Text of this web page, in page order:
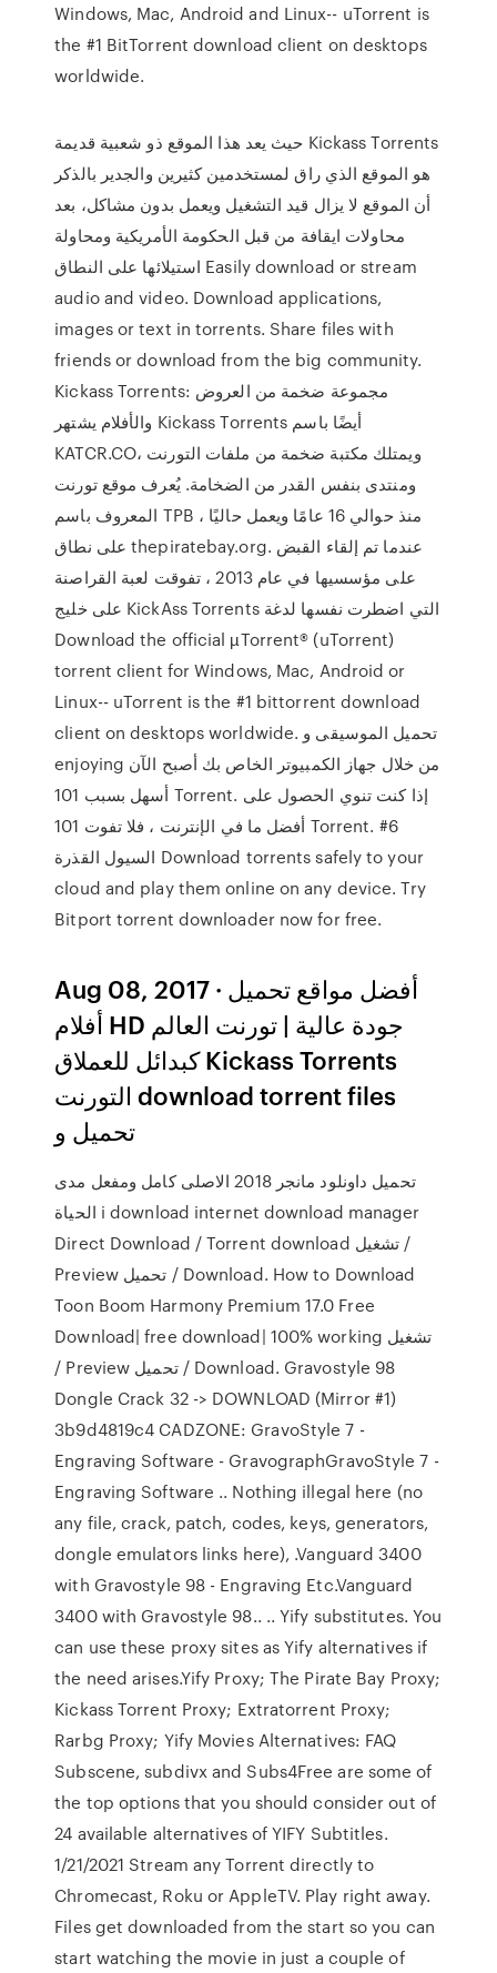
Windows, Mac, Android and Linux-- uTorrent is
the #1 BitTorrent download client on desktops
worldwide.
حيث يعد هذا الموقع ذو شعبية قديمة Kickass Torrents
هو الموقع الذي راق لمستخدمين كثيرين والجدير بالذكر
أن الموقع لا يزال قيد التشغيل ويعمل بدون مشاكل، بعد
محاولات ايقافة من قبل الحكومة الأمريكية ومحاولة
استيلائها على النطاق Easily download or stream
audio and video. Download applications,
images or text in torrents. Share files with
friends or download from the big community.
Kickass Torrents: مجموعة ضخمة من العروض
والأفلام يشتهر Kickass Torrents أيضًا باسم
KATCR.CO، ويمتلك مكتبة ضخمة من ملفات التورنت
ومنتدى بنفس القدر من الضخامة. يُعرف موقع تورنت
المعروف باسم TPB ، منذ حوالي 16 عامًا ويعمل حاليًا
على نطاق thepiratebay.org. عندما تم إلقاء القبض
على مؤسسيها في عام 2013 ، تفوقت لعبة القراصنة
على خليج KickAss Torrents التي اضطرت نفسها لدغة
Download the official µTorrent® (uTorrent)
torrent client for Windows, Mac, Android or
Linux-- uTorrent is the #1 bittorrent download
client on desktops worldwide. تحميل الموسيقى و
enjoying من خلال جهاز الكمبيوتر الخاص بك أصبح الآن
أسهل بسبب 101 Torrent. إذا كنت تنوي الحصول على
أفضل ما في الإنترنت ، فلا تفوت 101 Torrent. #6
السيول القذرة Download torrents safely to your
cloud and play them online on any device. Try
Bitport torrent downloader now for free.
Aug 08, 2017 · أفضل مواقع تحميل
أفلام HD جودة عالية | تورنت العالم
كبدائل للعملاق Kickass Torrents
التورنت download torrent files
تحميل و
تحميل داونلود مانجر 2018 الاصلى كامل ومفعل مدى
الحياة i download internet download manager
Direct Download / Torrent download تشغيل /
Preview تحميل / Download. How to Download
Toon Boom Harmony Premium 17.0 Free
Download| free download| 100% working تشغيل
/ Preview تحميل / Download. Gravostyle 98
Dongle Crack 32 -> DOWNLOAD (Mirror #1)
3b9d4819c4 CADZONE: GravoStyle 7 -
Engraving Software - GravographGravoStyle 7 -
Engraving Software .. Nothing illegal here (no
any file, crack, patch, codes, keys, generators,
dongle emulators links here), .Vanguard 3400
with Gravostyle 98 - Engraving Etc.Vanguard
3400 with Gravostyle 98.. .. Yify substitutes. You
can use these proxy sites as Yify alternatives if
the need arises.Yify Proxy; The Pirate Bay Proxy;
Kickass Torrent Proxy; Extratorrent Proxy;
Rarbg Proxy; Yify Movies Alternatives: FAQ
Subscene, subdivx and Subs4Free are some of
the top options that you should consider out of
24 available alternatives of YIFY Subtitles.
1/21/2021 Stream any Torrent directly to
Chromecast, Roku or AppleTV. Play right away.
Files get downloaded from the start so you can
start watching the movie in just a couple of